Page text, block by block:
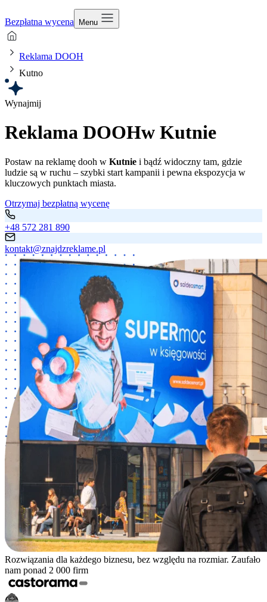
Bezpłatna wycena Menu
Reklama DOOH
Kutno
Wynajmij
Reklama DOOHw Kutnie
Postaw na reklamę dooh w Kutnie i bądź widoczny tam, gdzie
ludzie są w ruchu – szybki start kampanii i pewna ekspozycja w
kluczowych punktach miasta.
Otrzymaj bezpłatną wycenę
+48 572 281 890
kontakt@znajdzreklame.pl
Rozwiązania dla każdego biznesu, bez względu na rozmiar. Zaufało
nam ponad 2 000 firm